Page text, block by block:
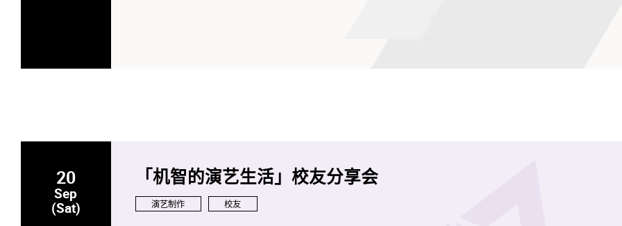
20
Sep
(Sat)
「机智的演艺生活」校友分享会
演艺制作 校友